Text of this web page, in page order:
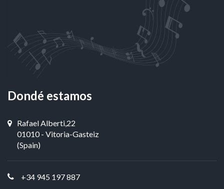
Dondé estamos
Rafael Alberti,22
01010 - Vitoria-Gasteiz
(Spain)
+34 945 197 887